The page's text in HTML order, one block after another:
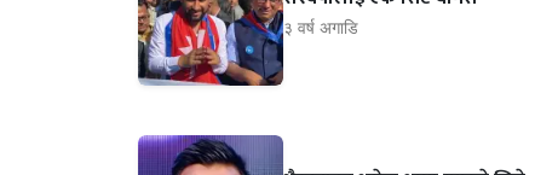
३ वर्ष अगाडि